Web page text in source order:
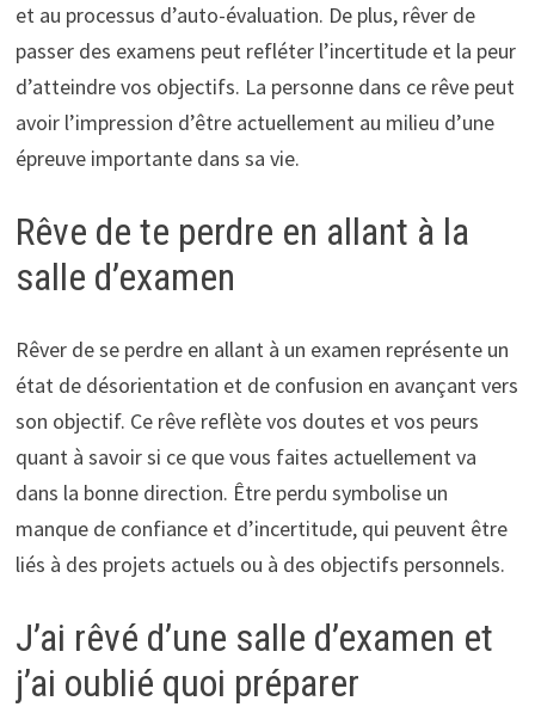
et au processus d’auto-évaluation. De plus, rêver de
passer des examens peut refléter l’incertitude et la peur
d’atteindre vos objectifs. La personne dans ce rêve peut
avoir l’impression d’être actuellement au milieu d’une
épreuve importante dans sa vie.
Rêve de te perdre en allant à la
salle d’examen
Rêver de se perdre en allant à un examen représente un
état de désorientation et de confusion en avançant vers
son objectif. Ce rêve reflète vos doutes et vos peurs
quant à savoir si ce que vous faites actuellement va
dans la bonne direction. Être perdu symbolise un
manque de confiance et d’incertitude, qui peuvent être
liés à des projets actuels ou à des objectifs personnels.
J’ai rêvé d’une salle d’examen et
j’ai oublié quoi préparer